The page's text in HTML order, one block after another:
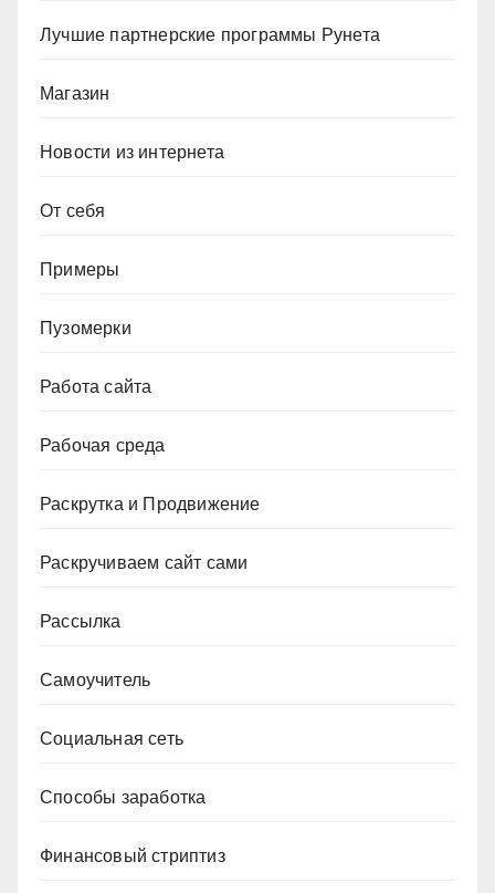
Лучшие партнерские программы Рунета
Магазин
Новости из интернета
От себя
Примеры
Пузомерки
Работа сайта
Рабочая среда
Раскрутка и Продвижение
Раскручиваем сайт сами
Рассылка
Самоучитель
Социальная сеть
Способы заработка
Финансовый стриптиз